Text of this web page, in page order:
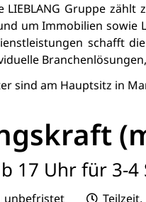
17 Uhr für 3-
unbefristet
LIEBLANG Gruppe
um Immobilien sowie
schafft
sind am Hauptsitz in